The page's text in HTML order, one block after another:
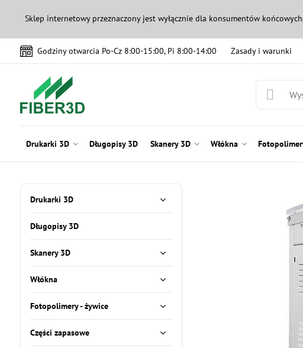
Sklep internetowy przeznaczony jest wyłącznie dla konsumentów
Godziny otwarcia Po-Cz 8:00-15:00, Pi 8:00-14:00 Zasady i warunki
Drukarki 3D Długopisy 3D Skanery 3D Włókna
Drukarki 3D
Długopisy 3D
Skanery 3D
Włókna
Fotopolimery - żywice
Części zapasowe